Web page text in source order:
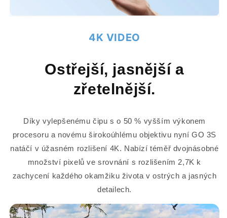
4K VIDEO
Ostřejší, jasnější a
zřetelnější.
Díky vylepšenému čipu s o 50 % vyšším výkonem
procesoru a novému širokoúhlému objektivu nyní GO 3S
natáčí v úžasném rozlišení 4K. Nabízí téměř dvojnásobné
množství pixelů ve srovnání s rozlišením 2,7K k
zachycení každého okamžiku života v ostrých a jasných
detailech.